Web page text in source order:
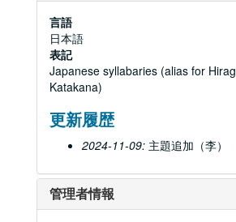
言語
日本語
表記
Japanese syllabaries (alias for
Katakana)
更新履歴
2024-11-09: 主題追加（李）
管理者情報